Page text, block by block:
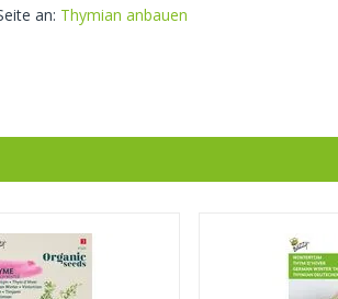
an: Thymian anbauen